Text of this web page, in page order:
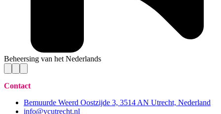
Beheersing van het Nederlands
Contact
Bemuurde Weerd Oostzijde 3, 3514 AN Utrecht, Nederland
info@vcutrecht.nl